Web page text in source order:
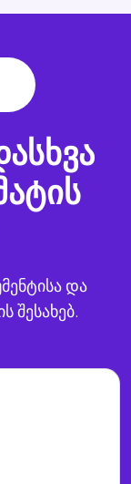
და
შესახებ.